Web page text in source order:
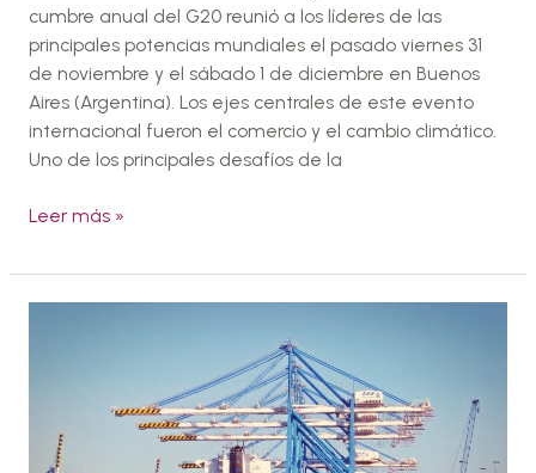
cumbre anual del G20 reunió a los líderes de las
principales potencias mundiales el pasado viernes 31
de noviembre y el sábado 1 de diciembre en Buenos
Aires (Argentina). Los ejes centrales de este evento
internacional fueron el comercio y el cambio climático.
Uno de los principales desafíos de la
Leer más »
México